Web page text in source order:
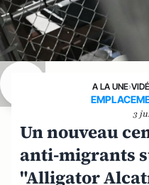
A LA UNE›
3
Un nouveau
anti-migrants
"Alligator